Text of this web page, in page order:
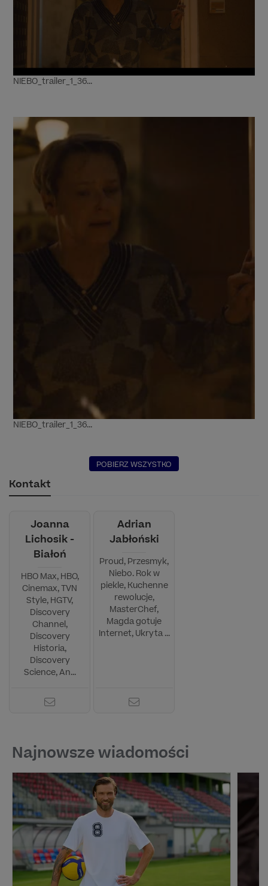
NIEBO_trailer_1_36...
NIEBO_trailer_1_36...
POBIERZ WSZYSTKO
Kontakt
Joanna
Lichosik -
Białoń
HBO Max, HBO,
Cinemax, TVN
Style, HGTV,
Discovery
Channel,
Discovery
Historia,
Discovery
Science, An...
Adrian
Jabłoński
Proud, Przesmyk,
Niebo. Rok w
piekle, Kuchenne
rewolucje,
MasterChef,
Magda gotuje
Internet, Ukryta ...
Najnowsze wiadomości